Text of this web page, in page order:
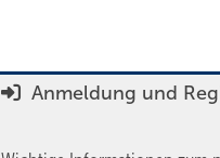
Anmeldung und